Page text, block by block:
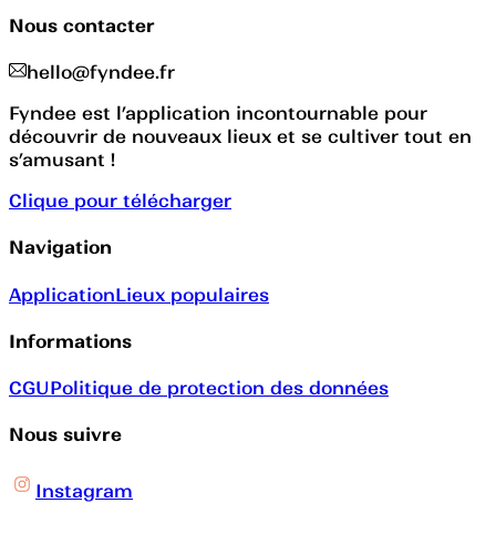
Nous contacter
hello@fyndee.fr
Fyndee est l’application incontournable pour
découvrir de nouveaux lieux et se cultiver tout en
s’amusant !
Clique pour télécharger
Navigation
ApplicationLieux populaires
Informations
CGUPolitique de protection des données
Nous suivre
Instagram